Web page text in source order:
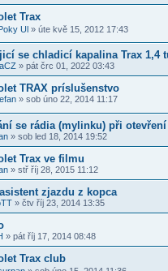
Trax
Ul » úte kvě 15, 2012 17:43
se chladicí kapalina Trax 1,4
» pát črc 01, 2022 03:43
TRAX príslušenstvo
» sob úno 22, 2014 11:17
se rádia (mylinku) při
» sob led 18, 2014 19:52
Trax ve filmu
» stř říj 28, 2015 11:12
zjazdu z kopca
» čtv říj 23, 2014 13:35
» pát říj 17, 2014 08:48
Trax club